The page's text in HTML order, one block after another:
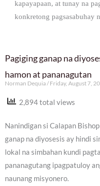
kapayapaan, at tunay na
konkretong pagsasabuhay
Pagiging ganap na
hamon at pananagutan
Norman Dequia Friday, August 7,
2,894 total views
Nanindigan si Calapan
ganap na diyosesis ay hindi
lokal na simbahan kundi
pananagutang ipagpatuloy
naunang misyonero.